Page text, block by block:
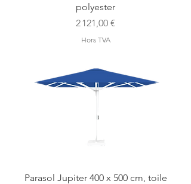
polyester
Prix
2 121,00 €
Hors TVA
Parasol Jupiter 400 x 500 cm, toile